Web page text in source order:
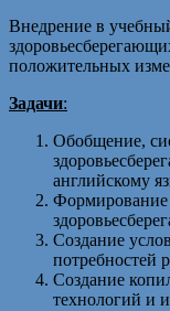
Внедрение в
положительных
Задачи:
Обобщение,
английскому
Формирование
Создание
потребностей
Создание
технологий и